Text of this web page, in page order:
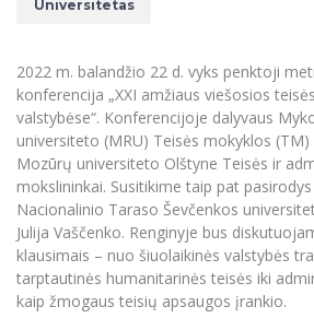
Novikas)
MRU merginų choras
Studijų organizavimas
Vilniaus Karaliaus
Frankofoniškų šalių
Žmogaus, aplinkos ir
Doktorantūra
Projektai
Akademinė leidyba
Mokymų LAB
Mokslo naujienos
Akademinė etika
Darbas MRU
Universiteto simbolika
Atributika
Naujienos
Tarptautiškumas
Bakalauro studijos
Magistrantūros studijos
Vadovų MBA
Švietimo ir kultūros vadovų
Teisės LL.M.
Papildomosios studijos
Pedagogų rengimas
Doktorantūros studijos
Profesinės bakalauro
Universitetas
2022 m. balandžio 22 d. vyks penktoji
konferencija „XXI amžiaus viešosios
valstybėse“. Konferencijoje dalyvaus
universiteto (MRU) Teisės mokyklos
Mozūrų universiteto Olštyne Teisės ir
mokslininkai. Susitikime taip pat
Nacionalinio Taraso Ševčenkos
Julija Vaščenko. Renginyje bus
klausimais – nuo šiuolaikinės valstybės
tarptautinės humanitarinės teisės iki
kaip žmogaus teisių apsaugos įrankio.